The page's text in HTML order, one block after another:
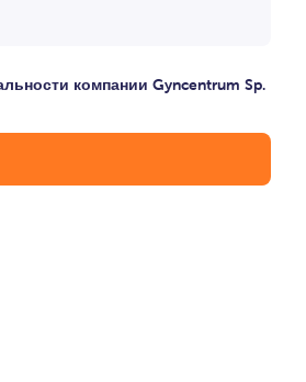
компании Gyncentrum Sp.